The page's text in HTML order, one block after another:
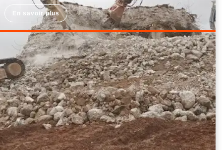
En savoir plus